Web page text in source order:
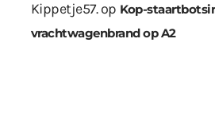
Kippetje57.op Kop-
vrachtwagenbrand op A2